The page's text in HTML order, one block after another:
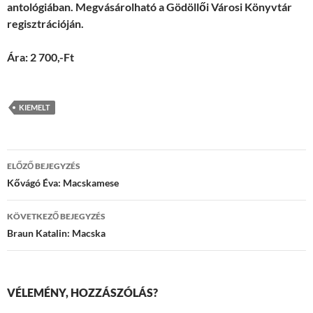
antológiában. Megvásárolható a Gödöllői Városi Könyvtár
regisztrációján.
Ára: 2 700,-Ft
KIEMELT
Bejegyzések
navigációja
ELŐZŐ BEJEGYZÉS
Kővágó Éva: Macskamese
KÖVETKEZŐ BEJEGYZÉS
Braun Katalin: Macska
VÉLEMÉNY, HOZZÁSZÓLÁS?